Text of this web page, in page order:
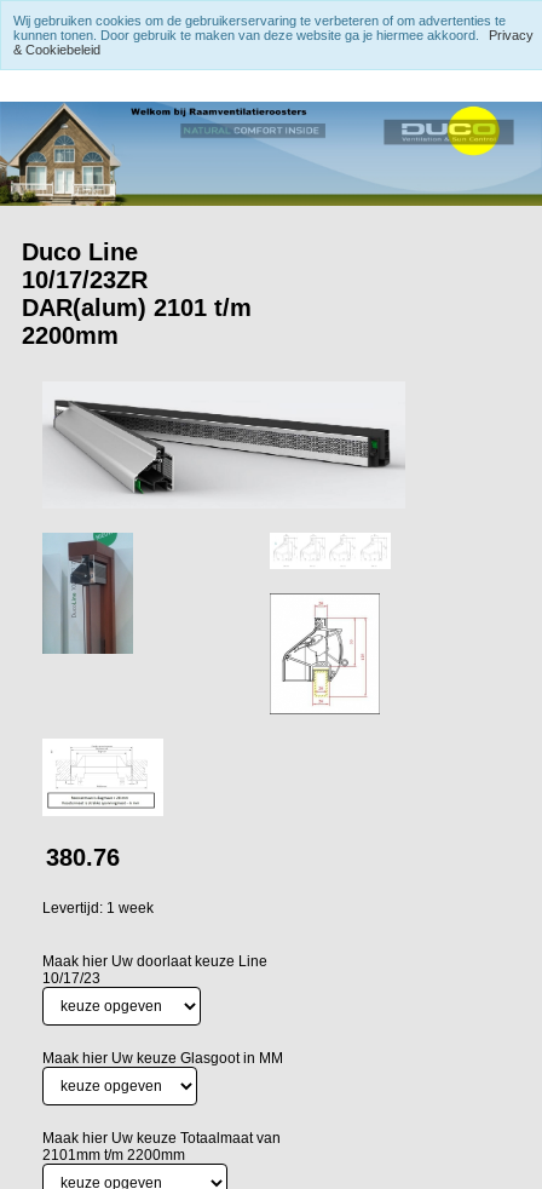
Duco Line
10/17/23ZR
DAR(alum) 2101 t/m
2200mm
380.76
Levertijd: 1 week
Maak hier Uw doorlaat keuze Line
10/17/23
Maak hier Uw keuze Glasgoot in MM
Maak hier Uw keuze Totaalmaat van
2101mm t/m 2200mm
Wij gebruiken cookies om de gebruikerservaring te verbeteren of om advertenties te
kunnen tonen. Door gebruik te maken van deze website ga je hiermee akkoord.
Privacy
& Cookiebeleid